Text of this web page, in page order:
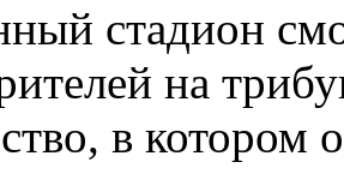
стадион
на
в